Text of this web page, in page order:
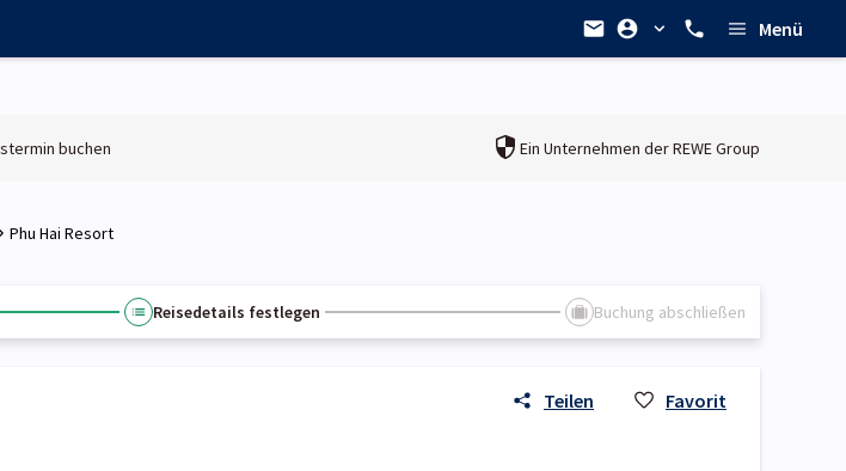
Menü
buchen Ein Unternehmen derREWE Group
Phu Hai Resort
Reisedetails festlegen Buchung abschließen
Teilen Favorit